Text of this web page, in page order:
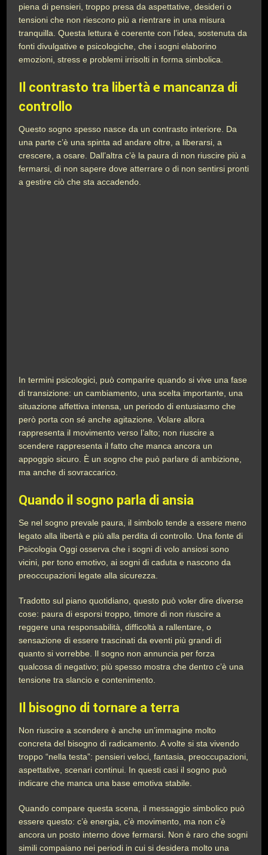
piena di pensieri, troppo presa da aspettative, desideri o
tensioni che non riescono più a rientrare in una misura
tranquilla. Questa lettura è coerente con l’idea, sostenuta da
fonti divulgative e psicologiche, che i sogni elaborino
emozioni, stress e problemi irrisolti in forma simbolica.
Il contrasto tra libertà e mancanza di
controllo
Questo sogno spesso nasce da un contrasto interiore. Da
una parte c’è una spinta ad andare oltre, a liberarsi, a
crescere, a osare. Dall’altra c’è la paura di non riuscire più a
fermarsi, di non sapere dove atterrare o di non sentirsi pronti
a gestire ciò che sta accadendo.
In termini psicologici, può comparire quando si vive una fase
di transizione: un cambiamento, una scelta importante, una
situazione affettiva intensa, un periodo di entusiasmo che
però porta con sé anche agitazione. Volare allora
rappresenta il movimento verso l’alto; non riuscire a
scendere rappresenta il fatto che manca ancora un
appoggio sicuro. È un sogno che può parlare di ambizione,
ma anche di sovraccarico.
Quando il sogno parla di ansia
Se nel sogno prevale paura, il simbolo tende a essere meno
legato alla libertà e più alla perdita di controllo. Una fonte di
Psicologia Oggi osserva che i sogni di volo ansiosi sono
vicini, per tono emotivo, ai sogni di caduta e nascono da
preoccupazioni legate alla sicurezza.
Tradotto sul piano quotidiano, questo può voler dire diverse
cose: paura di esporsi troppo, timore di non riuscire a
reggere una responsabilità, difficoltà a rallentare, o
sensazione di essere trascinati da eventi più grandi di
quanto si vorrebbe. Il sogno non annuncia per forza
qualcosa di negativo; più spesso mostra che dentro c’è una
tensione tra slancio e contenimento.
Il bisogno di tornare a terra
Non riuscire a scendere è anche un’immagine molto
concreta del bisogno di radicamento. A volte si sta vivendo
troppo “nella testa”: pensieri veloci, fantasia, preoccupazioni,
aspettative, scenari continui. In questi casi il sogno può
indicare che manca una base emotiva stabile.
Quando compare questa scena, il messaggio simbolico può
essere questo: c’è energia, c’è movimento, ma non c’è
ancora un posto interno dove fermarsi. Non è raro che sogni
simili compaiano nei periodi in cui si desidera molto una